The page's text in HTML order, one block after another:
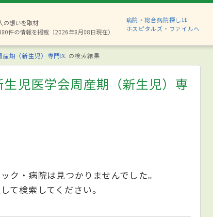
の想いを取材
件の情報を掲載（2026年8月08日現在）
病院・総合病院探しは
ホスピタルズ・ファイルへ
期（新生児）専門医 の検索結果
児医学会周産期（新生児）専
ク・病院は見つかりませんでした。
て検索してください。